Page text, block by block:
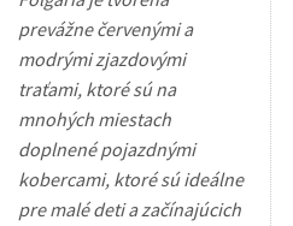
prevážne červenými a
modrými zjazdovými
traťami, ktoré sú na
mnohých miestach
doplnené pojazdnými
kobercami, ktoré sú ideálne
pre malé deti a začínajúcich